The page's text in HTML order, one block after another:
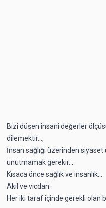
Bizi düşen insani değerler
dilemektir...,
İnsan sağlığı üzerinden
unutmamak gerekir...
Kısaca önce sağlık ve insanlık...
Akıl ve vicdan.
Her iki taraf içinde gerekli olan